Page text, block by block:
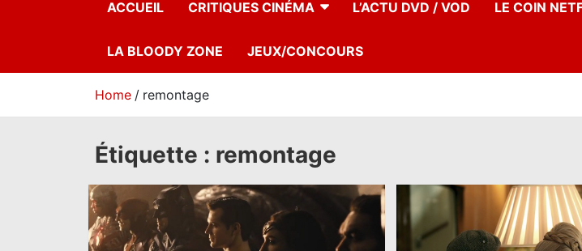
ACCUEIL CRITIQUES CINÉMA L’ACTU DVD / VOD LE COIN
LA BLOODY ZONE JEUX/CONCOURS
Home remontage
Étiquette : remontage